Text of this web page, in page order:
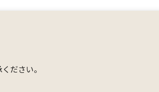
ださい。